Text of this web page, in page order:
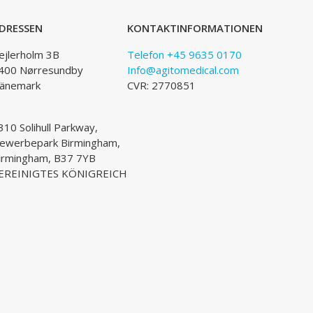
3B
Nørresundby
Solihull Parkway,
Birmingham,
B37 7YB
KÖNIGREICH
KONTAKTINFORMATIONEN
Telefon +45 9635 0170
Info@agitomedical.com
CVR: 2770851